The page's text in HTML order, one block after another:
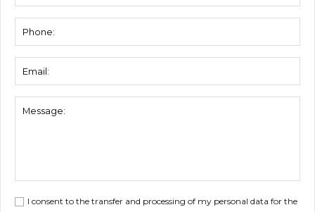
I consent to the transfer and processing of my personal data for the
Middle profile 22A4S420
Material:
anodized aluminium
Unit:
Packing:
25 pc
Description:
Glazed sections - middle profile for panel
22A4S420 420 0,30 Anode